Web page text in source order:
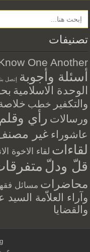
Search Button
تصنيفات
One Another
أسئلة وأجوبة إتصل بنا Contact us
الوحدة الاسلامية
والتكفير خطب
ورسالات رأي وقلم
عاشوراء غير
لقاءات لقاء الاخوة
قلّ ودلّ
محاضرات مسائل
وآراء العلاّمة
والقضايا